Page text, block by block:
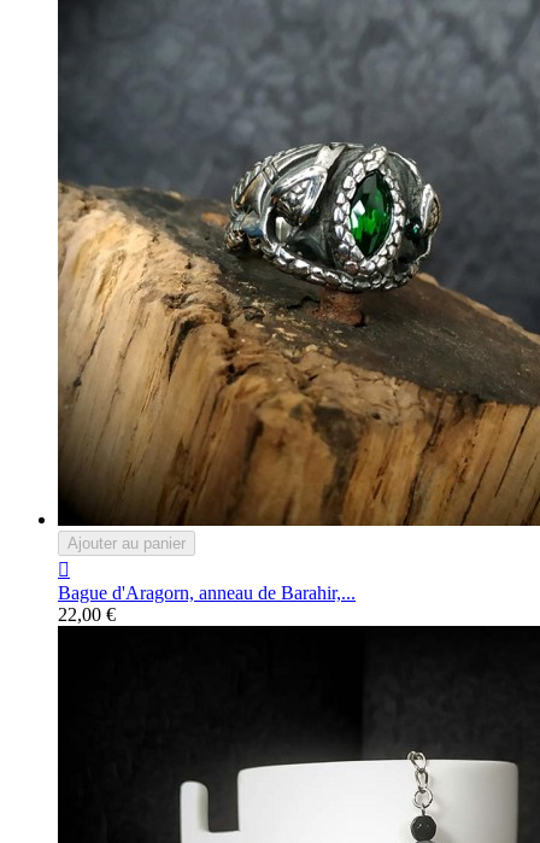
Ajouter au panier

Bague d'Aragorn, anneau de Barahir,...
22,00 €